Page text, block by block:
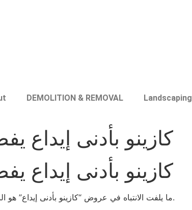
DEMOLITION & REMOVAL Landscaping
كازينو بأدنى
كازينو بأدنى
ما يلفت الانتباه في عروض “كازينو بأدنى إيداع” هو الرقم البسيط 5 دراهم — ليس هناك أي سحر خلفه، مجرد تسويق بوسائل تحليلية.